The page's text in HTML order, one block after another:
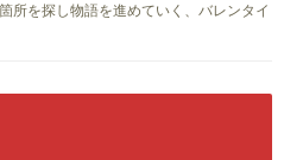
所を探し物語を進めていく、バレンタイ